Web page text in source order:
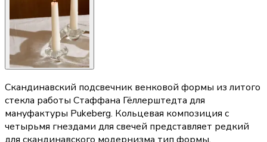
Скандинавский подсвечник венковой формы из литого
стекла работы Стаффана Гёллерштедта для
мануфактуры Pukeberg. Кольцевая композиция с
четырьмя гнездами для свечей представляет редкий